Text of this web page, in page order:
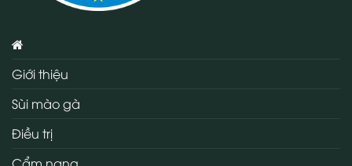
Giới thiệu
Sùi mào gà
Điều trị